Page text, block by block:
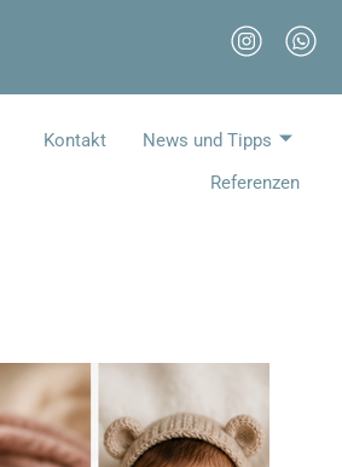
Kontakt
News und Tipps
Referenzen